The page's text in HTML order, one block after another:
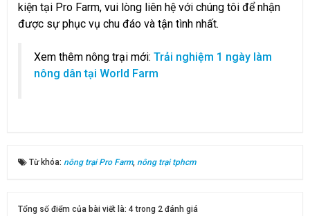
kiện tại Pro Farm, vui lòng liên hệ với chúng tôi để nhận
được sự phục vụ chu đáo và tận tình nhất.
Xem thêm nông trại mới: Trải nghiệm 1 ngày làm
nông dân tại World Farm
Từ khóa: nông trại Pro Farm, nông trại tphcm
Tổng số điểm của bài viết là: 4 trong 2 đánh giá